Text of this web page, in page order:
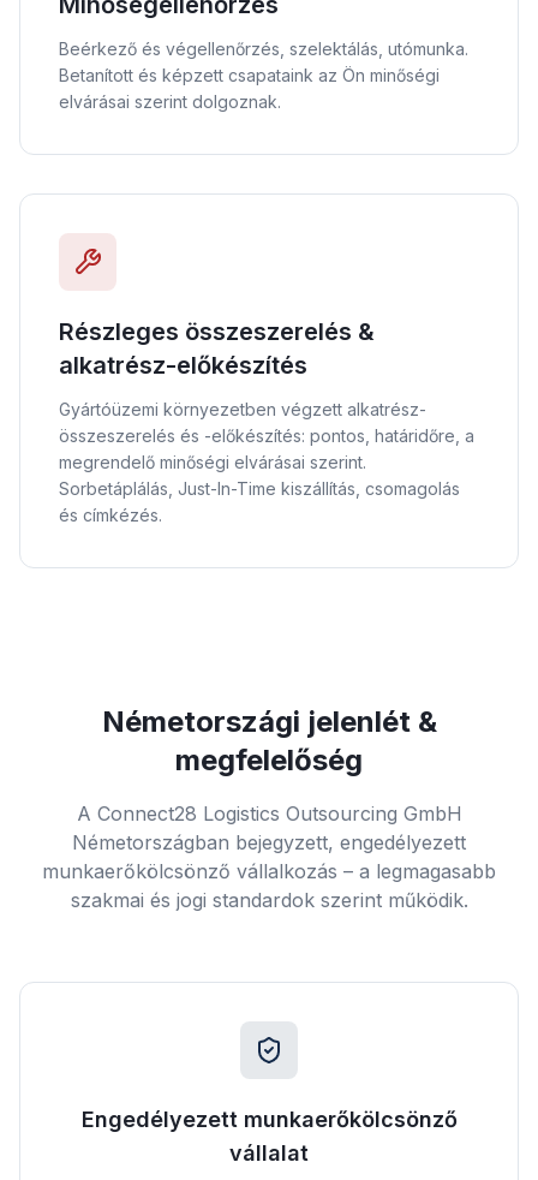
Beérkező és végellenőrzés, szelektálás, utómunka.
Betanított és képzett csapataink az Ön minőségi
elvárásai szerint dolgoznak.
Részleges összeszerelés &
alkatrész-előkészítés
Gyártóüzemi környezetben végzett alkatrész-
összeszerelés és -előkészítés: pontos, határidőre, a
megrendelő minőségi elvárásai szerint.
Sorbetáplálás, Just-In-Time kiszállítás, csomagolás
és címkézés.
Németországi jelenlét &
megfelelőség
A Connect28 Logistics Outsourcing GmbH
Németországban bejegyzett, engedélyezett
munkaerőkölcsönző vállalkozás – a legmagasabb
szakmai és jogi standardok szerint működik.
Engedélyezett munkaerőkölcsönző
vállalat